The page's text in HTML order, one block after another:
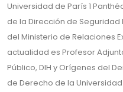
Universidad de París 1
de la Dirección de Seguridad
del Ministerio de Relaciones
actualidad es Profesor
Público, DIH y Orígenes del
de Derecho de la